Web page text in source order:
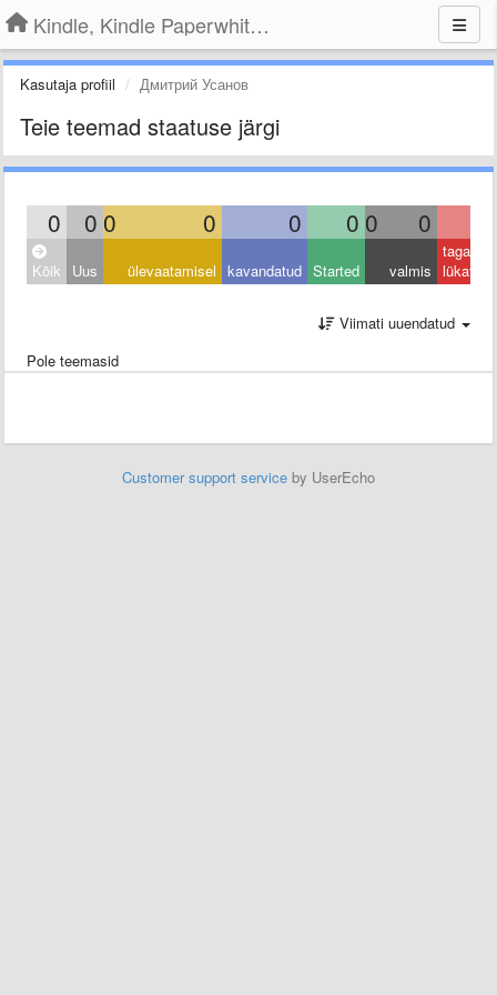
Kindle, Kindle Paperwhite, Kindle Voyage
Kasutaja profiil Дмитрий Усанов
Teie teemad staatuse järgi
0 0 0 0 0 0 0 0
Kõik Uus ülevaatamisel kavandatud Started valmis
tagasi
lükatud
Viimati uuendatud
Pole teemasid
Customer support service by UserEcho